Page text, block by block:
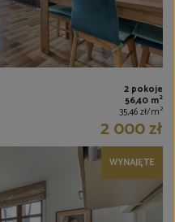
2 pokoje
56,40 m2
35,46 zł/m2
2 000 zł
WYNAJĘTE